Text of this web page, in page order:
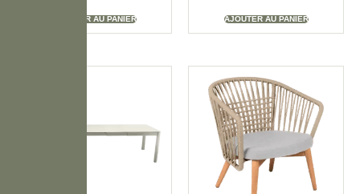
AJOUTER AU PANIER AJOUTER AU PANIER